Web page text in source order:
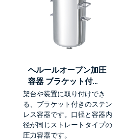
ヘルールオープン加圧
容器 ブラケット付
【PCN-F-BRK】
架台や装置に取り付けでき
る、ブラケット付きのステン
レス容器です。口径と容器内
径が同じストレートタイプの
圧力容器です。